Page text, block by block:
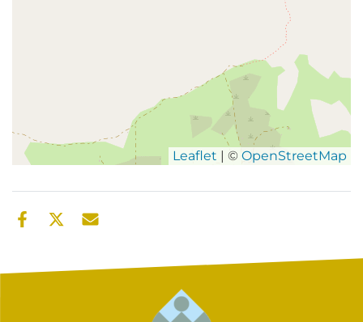
Leaflet | © OpenStreetMap